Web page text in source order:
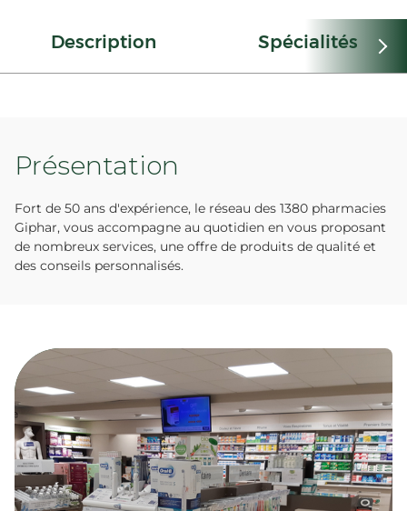
Description Spécialités
Présentation
Fort de 50 ans d'expérience, le réseau des 1380 pharmacies
Giphar, vous accompagne au quotidien en vous proposant
de nombreux services, une offre de produits de qualité et
des conseils personnalisés.